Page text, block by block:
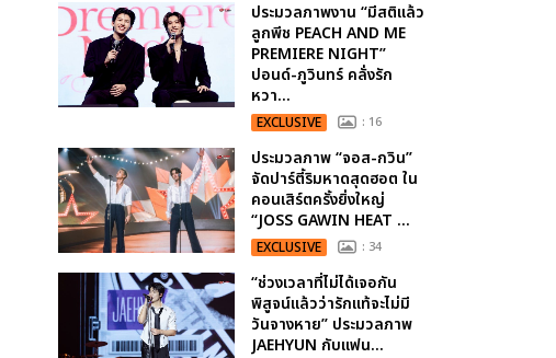
ประมวลภาพงาน “มีสติแล้ว
ลูกพีช PEACH AND ME
PREMIERE NIGHT”
ปอนด์-ภูวินทร์ คลั่งรัก
หวา...
EXCLUSIVE : 16
ประมวลภาพ “จอส-กวิน”
จัดปาร์ตี้ริมหาดสุดฮอต ใน
คอนเสิร์ตครั้งยิ่งใหญ่
“JOSS GAWIN HEAT ...
EXCLUSIVE : 34
“ช่วงเวลาที่ไม่ได้เจอกัน
พิสูจน์แล้วว่ารักแท้จะไม่มี
วันจางหาย” ประมวลภาพ
JAEHYUN กับแฟน...